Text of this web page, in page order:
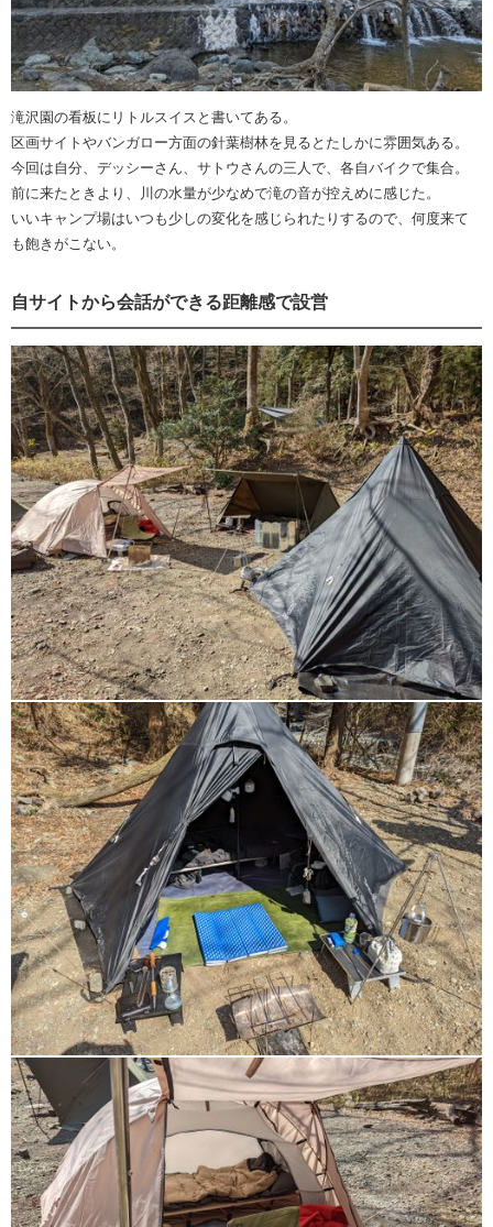
滝沢園の看板にリトルスイスと書いてある。
区画サイトやバンガロー方面の針葉樹林を見るとたしかに雰囲気ある。
今回は自分、デッシーさん、サトウさんの三人で、各自バイクで集合。
前に来たときより、川の水量が少なめで滝の音が控えめに感じた。
いいキャンプ場はいつも少しの変化を感じられたりするので、何度来て
も飽きがこない。
自サイトから会話ができる距離感で設営